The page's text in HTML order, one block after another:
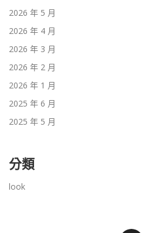
2026 年 5 月
2026 年 4 月
2026 年 3 月
2026 年 2 月
2026 年 1 月
2025 年 6 月
2025 年 5 月
分類
look